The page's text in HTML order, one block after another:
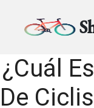
¿Cuál
De